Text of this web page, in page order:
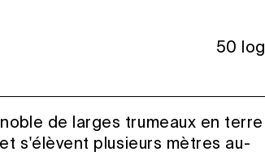
50
de larges trumeaux en terre
s'élèvent plusieurs mètres au-